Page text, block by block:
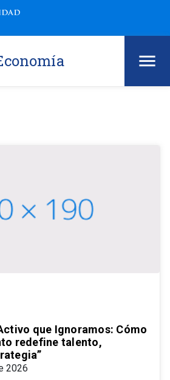
que Ignoramos: Cómo
redefine talento,
2026